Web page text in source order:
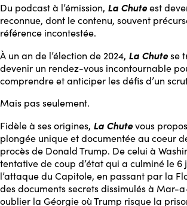
Du podcast à l’émission, La Chuteest
reconnue, dont le contenu, souvent
référence incontestée.
À un an de l’élection de 2024, La Chutese
devenir un rendez-vous incontournable
comprendre et anticiper les défis d’un
Mais pas seulement.
Fidèle à ses origines, La Chutevous
plongée unique et documentée au coeur
procès de Donald Trump. De celui à
tentative de coup d’état qui a culminé le 6
l’attaque du Capitole, en passant par la
des documents secrets dissimulés à Mar-
oublier la Géorgie où Trump risque la